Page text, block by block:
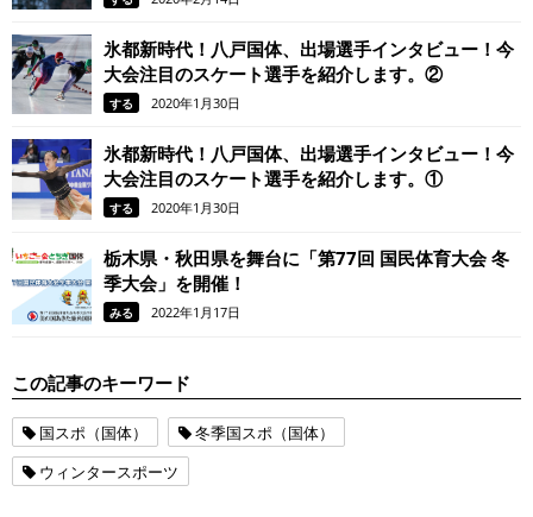
氷都新時代！八戸国体、出場選手インタビュー！今
大会注目のスケート選手を紹介します。②
する 2020年1月30日
氷都新時代！八戸国体、出場選手インタビュー！今
大会注目のスケート選手を紹介します。①
する 2020年1月30日
栃木県・秋田県を舞台に「第77回 国民体育大会 冬
季大会」を開催！
みる 2022年1月17日
この記事のキーワード
国スポ（国体）
冬季国スポ（国体）
ウィンタースポーツ